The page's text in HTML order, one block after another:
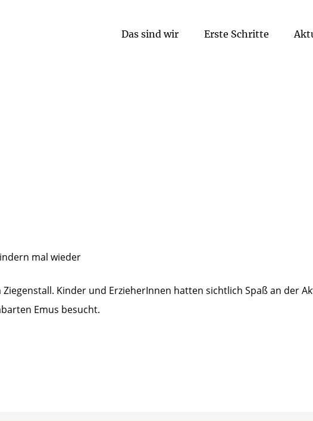
Das sind wir Erste Schritte
mal wieder
Kinder und ErzieherInnen hatten sichtlich Spaß an der
Emus besucht.